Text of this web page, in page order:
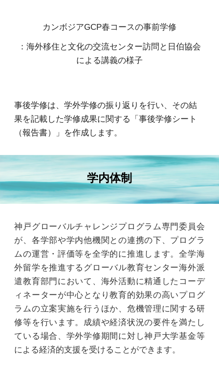
カンボジアGCP春コースの事前学修
： 海外移住と文化の交流センター訪問 と日伯協会
による講義の様子
事後学修は、学外学修の振り返りを行い、その結
果を記載した学修成果に関する「事後学修シート
（報告書）」を作成します。
学内体制
神戸グローバルチャレンジプログラム専門委員会
が、各学部や学内他機関との連携の下、プログラ
ムの運営・評価等を全学的に推進します。全学海
外留学を推進するグローバル教育センター海外派
遣教育部門において、海外活動に精通したコーデ
ィネーターが中心となり教育的効果の高いプログ
ラムの立案実施を行うほか、危機管理に関する研
修等を行います。成績や経済状況の要件を満たし
ている場合、学外学修期間に対し神戸大学基金等
による経済的支援を受けることができます。